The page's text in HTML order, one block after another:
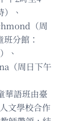
、
（周
分館：
、
（周日下午
華語班由臺
文學校合作